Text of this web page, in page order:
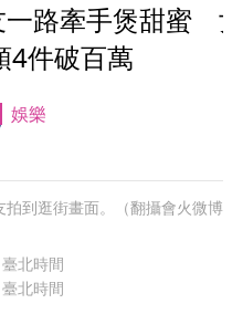
一路牽手煲甜蜜
4件破百萬
娛樂
到逛街畫面。（翻攝會火微博
臺北時間
臺北時間